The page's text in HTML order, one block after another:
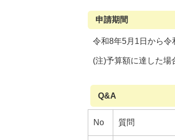
申請期間
令和8年5月1日から令
(注)予算額に達した場
Q&A
No 質問